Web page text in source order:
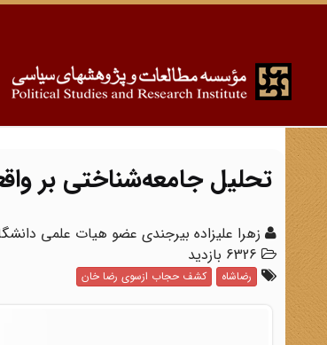
تحلیل جامعه‌شناختی بر
زهرا علیزاده‌ بیرجندی عضو هیات علمی
رضاشاه کشف حجاب ازسوی رضا خان